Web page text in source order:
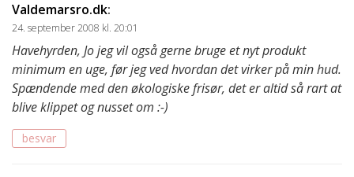
Valdemarsro.dk:
24. september 2008 kl. 20:01
Havehyrden, Jo jeg vil også gerne bruge et nyt produkt
minimum en uge, før jeg ved hvordan det virker på min hud.
Spændende med den økologiske frisør, det er altid så rart at
blive klippet og nusset om :-)
besvar